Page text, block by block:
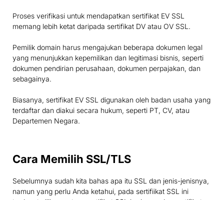
Proses verifikasi untuk mendapatkan sertifikat EV SSL
memang lebih ketat daripada sertifikat DV atau OV SSL.
Pemilik domain harus mengajukan beberapa dokumen legal
yang menunjukkan kepemilikan dan legitimasi bisnis, seperti
dokumen pendirian perusahaan, dokumen perpajakan, dan
sebagainya.
Biasanya, sertifikat EV SSL digunakan oleh badan usaha yang
terdaftar dan diakui secara hukum, seperti PT, CV, atau
Departemen Negara.
Cara Memilih SSL/TLS
Sebelumnya sudah kita bahas apa itu SSL dan jenis-jenisnya,
namun yang perlu Anda ketahui, pada sertifiikat SSL ini